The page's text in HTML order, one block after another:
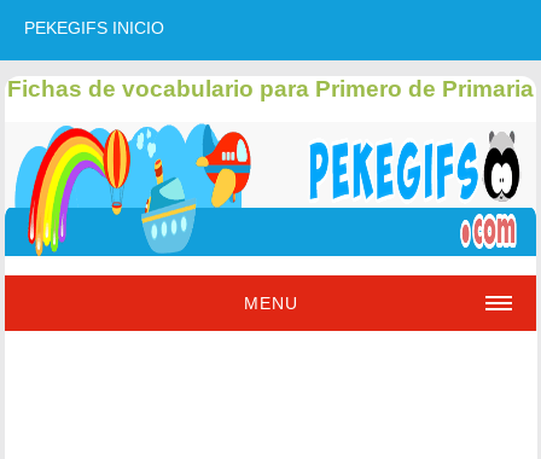
PEKEGIFS INICIO
Fichas de vocabulario para Primero de Primaria
MENU